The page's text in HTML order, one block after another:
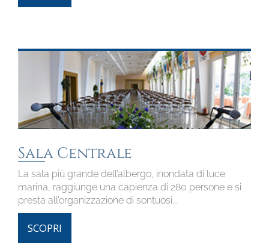
Sala Centrale
La sala più grande dell’albergo, inondata di luce
marina, raggiunge una capienza di 280 persone e si
presta all’organizzazione di sontuosi...
SCOPRI